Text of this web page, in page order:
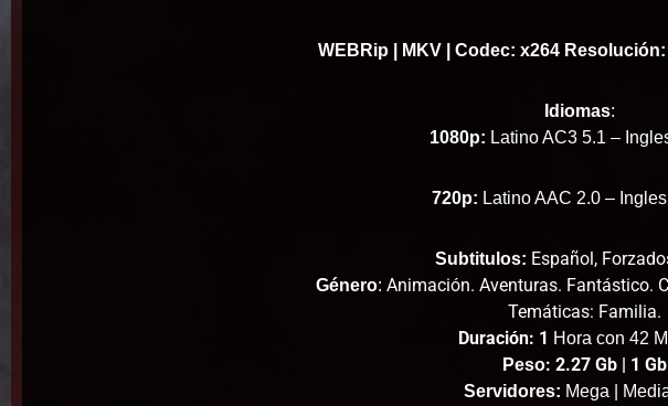
WEBRip | MKV | Codec: x264 Resolución:
Idiomas:
1080p: Latino AC3 5.1 –
720p: Latino AAC 2.0– Ingles
Subtitulos: Español,
Género: Animación. Aventuras. Fantástico.
Temáticas: Familia.
Duración: 1 Hora con 42
Peso: 2.27 Gb | 1 Gb
Servidores: Mega |